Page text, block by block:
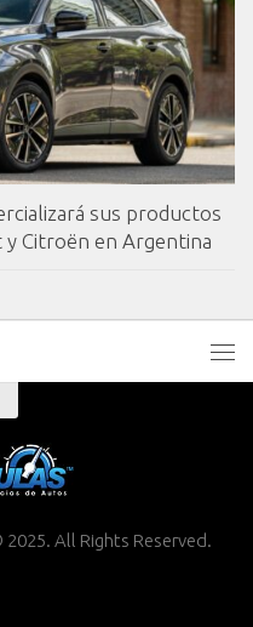
sus productos
Citroën en Argentina
All Rights Reserved.